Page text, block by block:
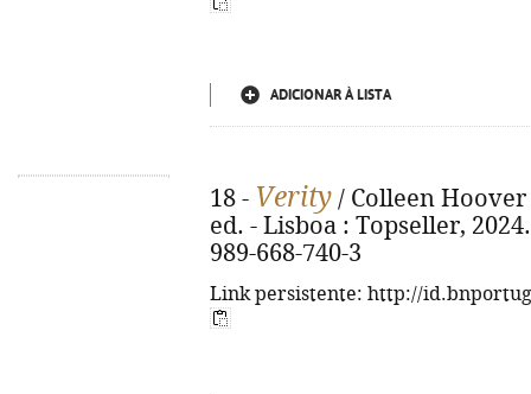
ADICIONAR À LISTA
18 - Verity / Colleen Hoover
ed. - Lisboa : Topseller,
989-668-740-3
Link persistente: http://